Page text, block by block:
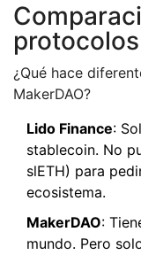
protocolos
¿Qué hace
MakerDAO?
Lido Finance:
stablecoin. No
slETH) para
ecosistema.
MakerDAO:
mundo. Pero